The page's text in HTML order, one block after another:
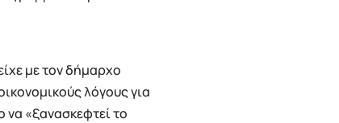
με τον δήμαρχο
λόγους για
«ξανασκεφτεί το